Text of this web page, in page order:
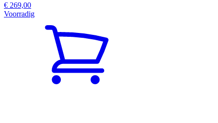
€ 269,00
Voorradig